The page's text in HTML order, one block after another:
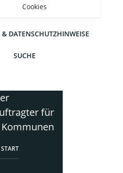
Cookies
DATENSCHUTZHINWEISE
SUCHE
für
START